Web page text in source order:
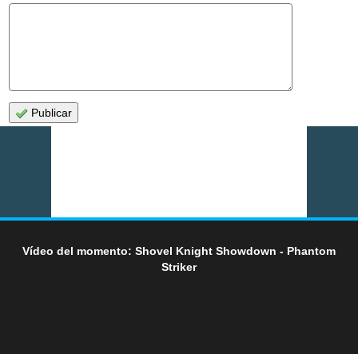
Publicar
Vídeo del momento: Shovel Knight Showdown - Phantom
Striker